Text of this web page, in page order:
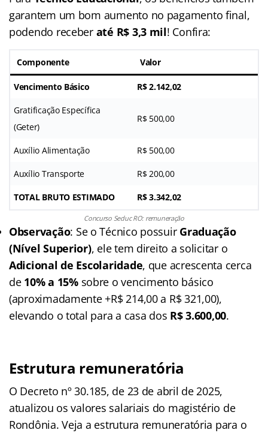
garantem um bom aumento no pagamento final,
podendo receber até R$ 3,3 mil! Confira:
Componente Valor
Vencimento Básico R$ 2.142,02
Gratificação Específica
(Geter)
R$ 500,00
Auxílio Alimentação R$ 500,00
Auxílio Transporte R$ 200,00
TOTAL BRUTO ESTIMADO R$ 3.342,02
Concurso Seduc RO: remuneração
Observação: Se o Técnico possuir Graduação
(Nível Superior), ele tem direito a solicitar o
Adicional de Escolaridade, que acrescenta cerca
de 10% a 15%sobre o vencimento básico
(aproximadamente +R$ 214,00 a R$ 321,00),
elevando o total para a casa dos R$ 3.600,00.
Estrutura remuneratória
O Decreto nº 30.185, de 23 de abril de 2025,
atualizou os valores salariais do magistério de
Rondônia. Veja a estrutura remuneratória para o